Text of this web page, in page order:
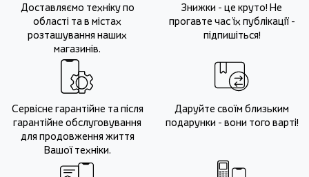
Доставляємо техніку по
області та в містах
розташування наших
магазинів.
Знижки - це круто! Не
прогавте час їх публікації -
підпишіться!
Сервісне гарантійне та після
гарантійне обслуговування
для продовження життя
Вашої техніки.
Даруйте своїм близьким
подарунки - вони того варті!